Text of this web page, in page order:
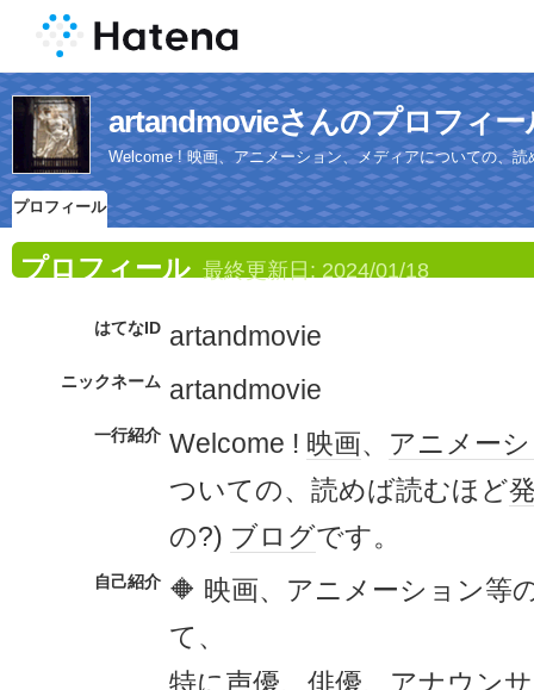
artandmovieさんのプロフィー
Welcome ! 映画、アニメーション、メディアについての、
プロフィール
プロフィール 最終更新日: 2024/01/18
はてなID artandmovie
ニックネーム artandmovie
一行紹介 Welcome ! 映画、 アニメー
ついての、読めば読むほど
の?) ブログです。
自己紹介 🔶 映画、アニメーション等
て、
特に声優、俳優、アナウン